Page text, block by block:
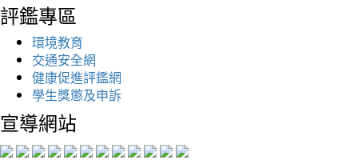
評鑑專區
環境教育
交通安全網
健康促進評鑑網
學生獎懲及申訴
宣導網站